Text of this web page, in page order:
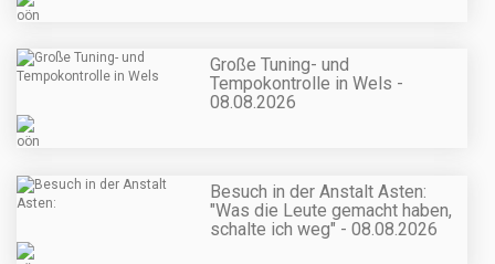
Große Tuning- und
Tempokontrolle in Wels -
08.08.2026
Besuch in der Anstalt Asten:
"Was die Leute gemacht haben,
schalte ich weg" - 08.08.2026